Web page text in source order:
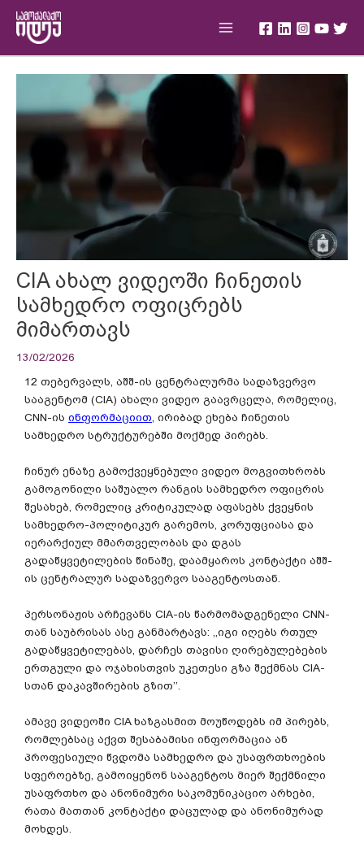
content
CIA ახალ ვიდეოში ჩინეთის
სამხედრო ოფიცრებს
მიმართავს
13/02/2026
12 თებერვალს, აშშ-ის ცენტრალურმა სადაზვერვო
სააგენტომ (CIA) ახალი ვიდეო გაავრცელა, რომელიც,
CNN-ის ინფორმაციით, ირიბად ეხება ჩინეთის
სამხედრო სტრუქტურებში მოქმედ პირებს.
ჩინურ ენაზე გამოქვეყნებული ვიდეო მოგვითხრობს
გამოგონილი საშუალო რანგის სამხედრო ოფიცრის
შესახებ, რომელიც კრიტიკულად აფასებს ქვეყნის
სამხედრო-პოლიტიკურ გარემოს, კორუფციასა და
იერარქიულ მმართველობას და დგას
გადაწყვეტილების წინაშე, დაამყაროს კონტაქტი აშშ-
ის ცენტრალურ სადაზვერვო სააგენტოსთან.
პერსონაჟის არჩევანს CIA-ის წარმომადგენელი CNN-
თან საუბრისას ასე განმარტავს: ,,იგი იღებს რთულ
გადაწყვეტილებას, დარჩეს თავისი ღირებულებების
ერთგული და ოჯახისთვის უკეთესი გზა შექმნას CIA-
სთან დაკავშირების გზით’’.
ამავე ვიდეოში CIA ხაზგასმით მოუწოდებს იმ პირებს,
რომლებსაც აქვთ შესაბამისი ინფორმაცია ან
პროფესიული წვდომა სამხედრო და უსაფრთხოების
სფეროებზე, გამოიყენონ სააგენტოს მიერ შექმნილი
უსაფრთხო და ანონიმური საკომუნიკაციო არხები,
რათა მათთან კონტაქტი დაცულად და ანონიმურად
მოხდეს.